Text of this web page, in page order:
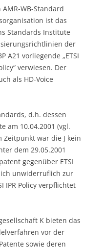
WB-Standard
ist das
Standards Institute
der
A21 vorliegende „ETSI
verwiesen. Der
als HD-Voice
d.h. dessen
am 10.04.2001 (vgl.
Zeitpunkt war die J kein
dem 29.05.2001
gegenüber ETSI
unwiderruflich zur
IPR Policy verpflichtet
K bieten das
vor der
sowie deren